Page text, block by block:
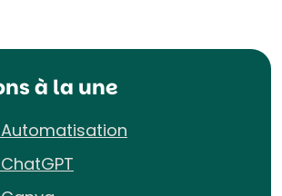
à la une